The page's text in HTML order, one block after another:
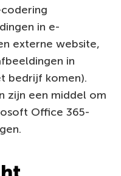
in e-
externe website,
in
bedrijf komen).
zijn een middel om
Office 365-